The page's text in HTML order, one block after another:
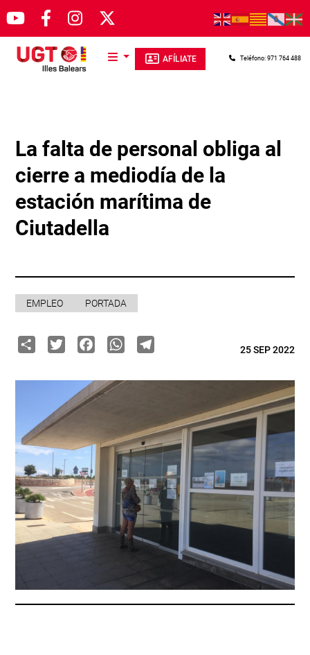
Pasar al contenido principal
AFÍLIATE Teléfono: 971 764 488
La falta de personal obliga al
cierre a mediodía de la
estación marítima de
Ciutadella
EMPLEO PORTADA
ShareTwitterFacebook
WhatsApp
Telegram25 SEP 2022